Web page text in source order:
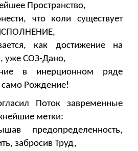
Пространство,
что коли существует
как достижение на
уже СОЗ-Дано,
в инерционном ряде
само Рождение!
Поток завременные
метки:
предопределенность,
забросив Труд,